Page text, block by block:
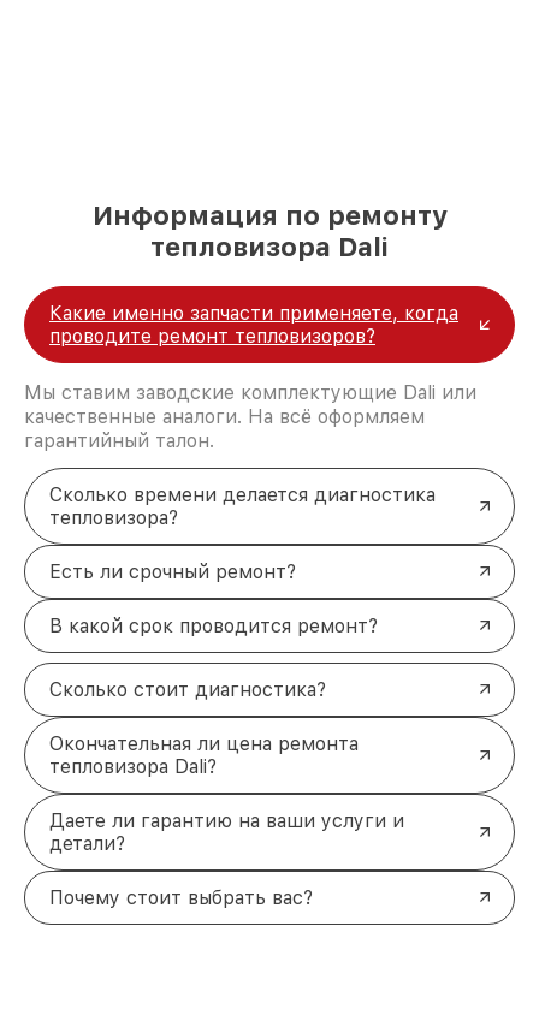
Информация по ремонту
тепловизора Dali
Какие именно запчасти применяете, когда
проводите ремонт тепловизоров?
Мы ставим заводские комплектующие Dali или
качественные аналоги. На всё оформляем
гарантийный талон.
Сколько времени делается диагностика
тепловизора?
Есть ли срочный ремонт?
В какой срок проводится ремонт?
Сколько стоит диагностика?
Окончательная ли цена ремонта
тепловизора Dali?
Даете ли гарантию на ваши услуги и
детали?
Почему стоит выбрать вас?